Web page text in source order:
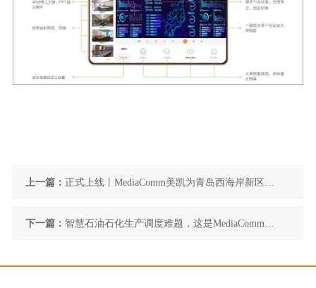
上一篇： 正式上线丨MediaComm美凯为青岛西海岸新区城
市云脑注入驱动能量
下一篇： 智慧石油石化生产调度难题，这是MediaComm美